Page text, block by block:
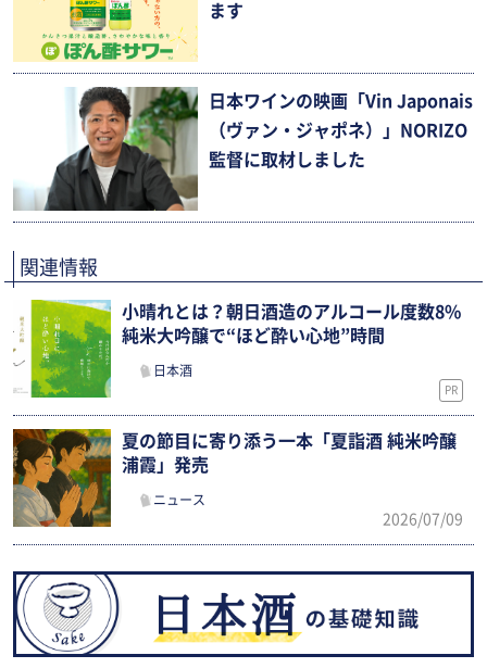
ます
日本ワインの映画「Vin Japonais
（ヴァン・ジャポネ）」NORIZO
監督に取材しました
関連情報
小晴れとは？朝日酒造のアルコール度数8%
純米大吟醸で“ほど酔い心地”時間
日本酒
PR
夏の節目に寄り添う一本「夏詣酒 純米吟醸
浦霞」発売
ニュース
2026/07/09